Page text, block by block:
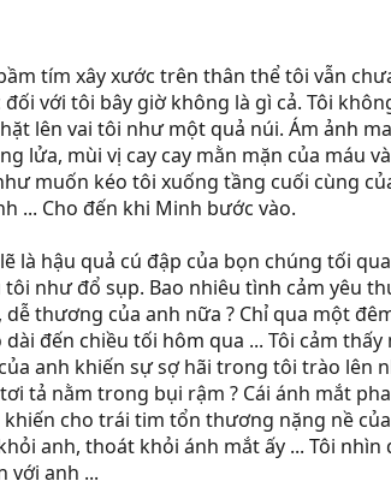
tím xây xước trên thân thể tôi vẫn
với tôi bây giờ không là gì cả. Tôi
lên vai tôi như một quả núi. Ám ảnh
lửa, mùi vị cay cay mằn mặn của máu
muốn kéo tôi xuống tầng cuối cùng
... Cho đến khi Minh bước vào.
là hậu quả cú đập của bọn chúng tối
như đổ sụp. Bao nhiêu tình cảm yêu
dễ thương của anh nữa ? Chỉ qua một
đến chiều tối hôm qua ... Tôi cảm
anh khiến sự sợ hãi trong tôi trào lên
tả nằm trong bụi rậm ? Cái ánh mắt
cho trái tim tổn thương nặng nề
anh, thoát khỏi ánh mắt ấy ... Tôi
với anh ...